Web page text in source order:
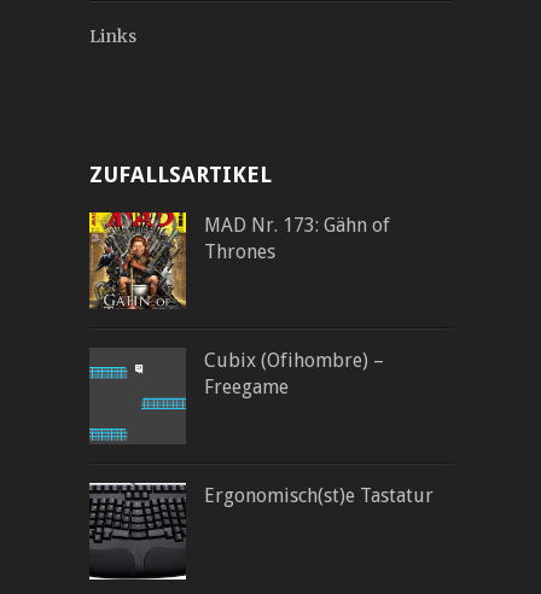
Links
ZUFALLSARTIKEL
MAD Nr. 173: Gähn of
Thrones
Cubix (Ofihombre) –
Freegame
Ergonomisch(st)e Tastatur